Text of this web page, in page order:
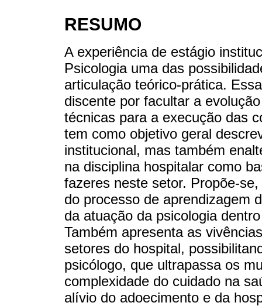
RESUMO
A experiência de estágio
Psicologia uma das
articulação teórico-prática.
discente por facultar a
técnicas para a execução das
tem como objetivo geral
institucional, mas também
na disciplina hospitalar como
fazeres neste setor. Propõe-
do processo de aprendizagem
da atuação da psicologia
Também apresenta as
setores do hospital,
psicólogo, que ultrapassa os
complexidade do cuidado na
alívio do adoecimento e da